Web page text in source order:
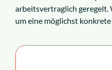
arbeitsvertraglich geregelt.
um eine möglichst